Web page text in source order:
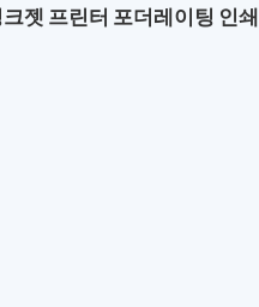
젯 프린터 포더레이팅 인쇄